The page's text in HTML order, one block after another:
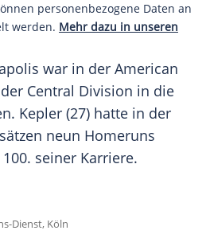
personenbezogene Daten an
werden. Mehr dazu in unseren
war in der American
Central Division in die
Kepler (27) hatte in der
neun Homeruns
seiner Karriere.
Dienst, Köln